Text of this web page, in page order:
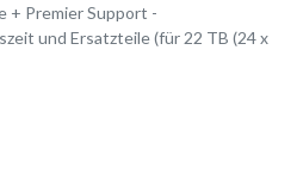
+ Premier Support -
und Ersatzteile (für 22 TB (24 x